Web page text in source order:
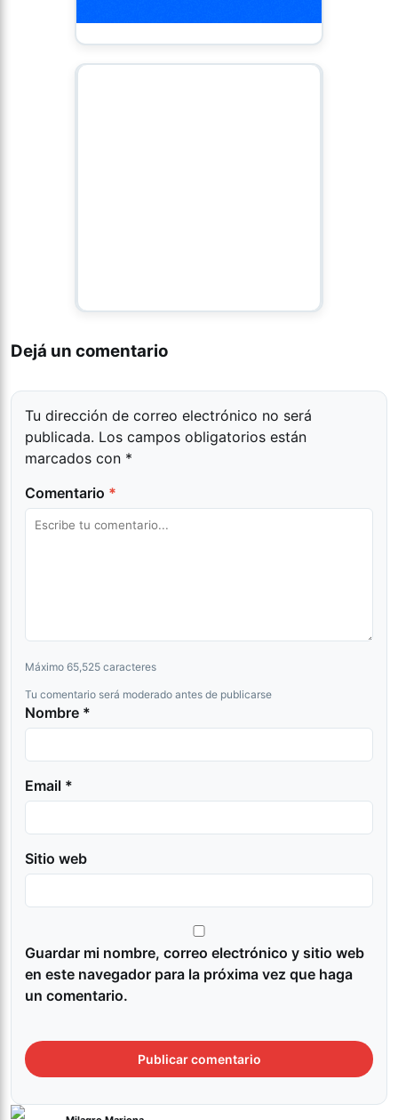
Dejá un comentario
Tu dirección de correo electrónico no será
publicada. Los campos obligatorios están
marcados con *
Comentario *
Máximo 65,525 caracteres
Tu comentario será moderado antes de publicarse
Nombre *
Email *
Sitio web
Guardar mi nombre, correo electrónico y sitio web
en este navegador para la próxima vez que haga
un comentario.